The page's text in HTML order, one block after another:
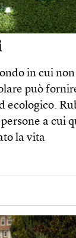
in cui
può
ecologico.
a cui
la vita